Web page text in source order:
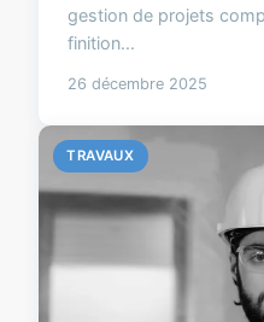
gestion de projets
finition...
26 décembre 2025
TRAVAUX